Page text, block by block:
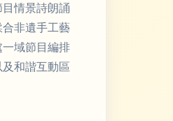
情景詩朗誦
非遺手工藝
域節目編排
和諧互動區